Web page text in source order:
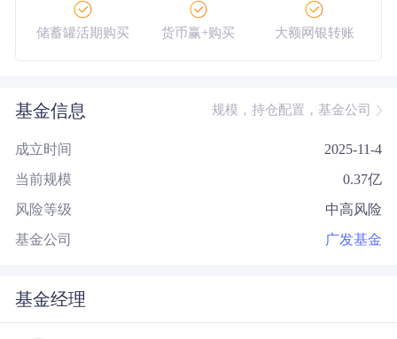
储蓄罐活期购买 货币赢+购买 大额网银转账
基金信息 规模，持仓配置，基金公司
成立时间 2025-11-4
当前规模 0.37亿
风险等级 中高风险
基金公司 广发基金
基金经理